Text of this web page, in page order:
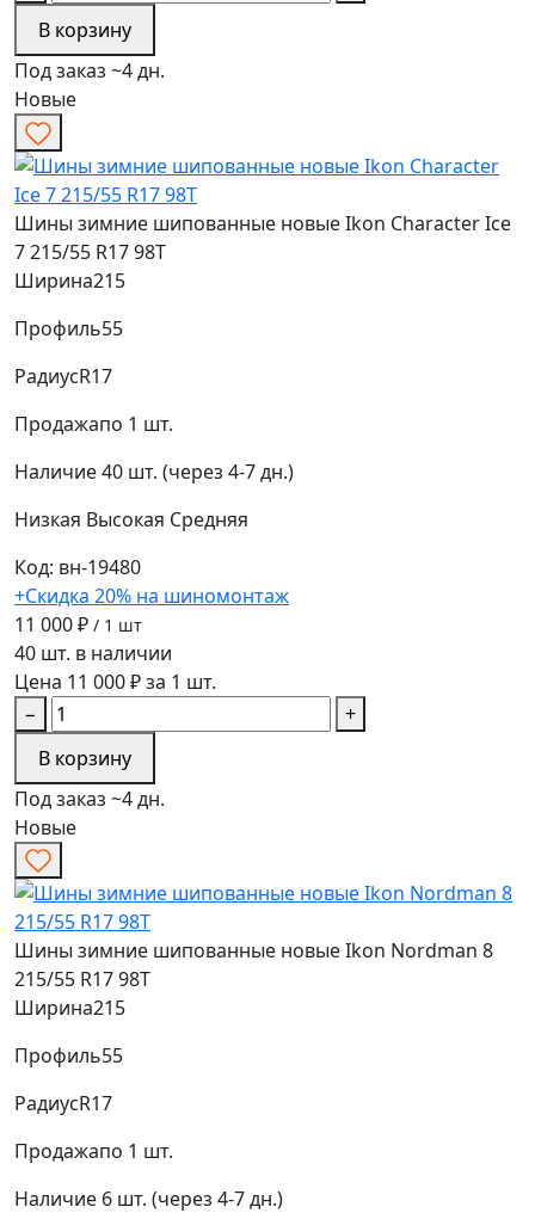
В корзину
Под заказ ~4 дн.
Новые
Шины зимние шипованные новые Ikon Character Ice
7 215/55 R17 98T
Ширина215
Профиль55
РадиусR17
Продажапо 1 шт.
Наличие40 шт. (через 4-7 дн.)
Низкая Высокая Средняя
Код: вн-19480
+Скидка 20% на шиномонтаж
11 000 ₽ / 1 шт
40 шт. в наличии
Цена 11 000 ₽ за 1 шт.
−
+
В корзину
Под заказ ~4 дн.
Новые
Шины зимние шипованные новые Ikon Nordman 8
215/55 R17 98T
Ширина215
Профиль55
РадиусR17
Продажапо 1 шт.
Наличие 6 шт. (через 4-7 дн.)